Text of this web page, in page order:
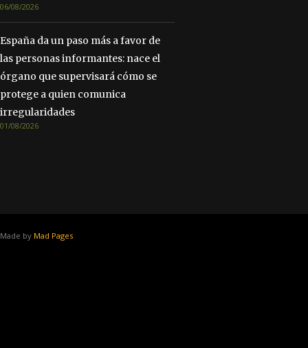
06/08/2026
España da un paso más a favor de
las personas informantes: nace el
órgano que supervisará cómo se
protege a quien comunica
irregularidades
01/08/2026
Made by Mad Pages